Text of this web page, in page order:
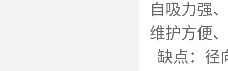
自吸力强
维护方便
缺点：径